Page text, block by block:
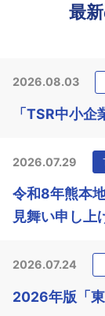
最
2026.08.03
「TSR中小
2026.07.29
令和8年熊本
見舞い申し上
2026.07.24
2026年版「